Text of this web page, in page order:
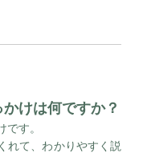
けは何ですか？
す。
れて、わかりやすく説